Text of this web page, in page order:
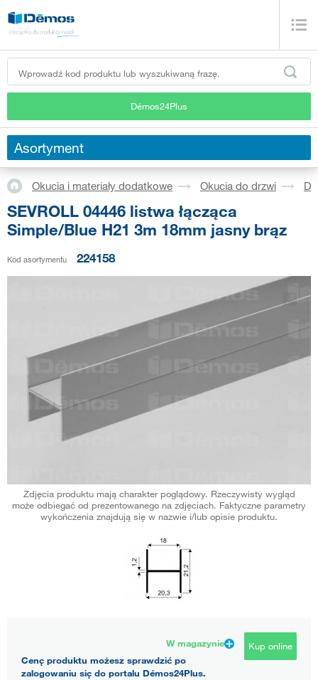
Démos24Plus
Asortyment
Okucia i materiały dodatkowe Okucia do drzwi
SEVROLL 04446 listwa łącząca
Simple/Blue H21 3m 18mm jasny brąz
Kod asortymentu 224158
Zdjęcia produktu mają charakter poglądowy. Rzeczywisty wygląd
może odbiegać od prezentowanego na zdjęciach. Faktyczne parametry
wykończenia znajdują się w nazwie i/lub opisie produktu.
W magazynie
Cenę produktu możesz sprawdzić po
zalogowaniu się do portalu Démos24Plus.
Kup online